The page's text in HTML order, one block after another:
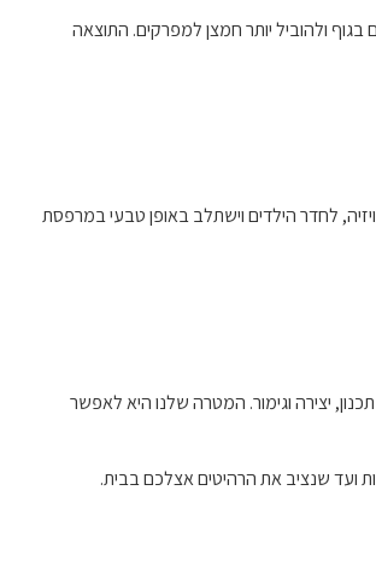
ולהוביל יותר חמצן למפרקים. התוצאה
לחדר הילדים וישתלב באופן טבעי במרפסת
יצירה וגימור. המטרה שלנו היא לאפשר
ועד שנציב את הרהיטים אצלכם בבית.